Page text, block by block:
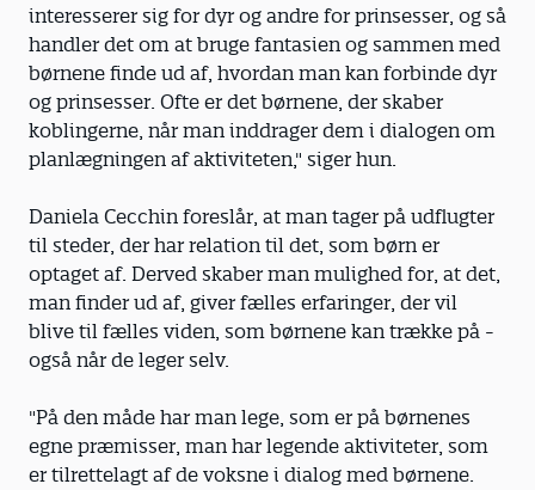
interesserer sig for dyr og andre for prinsesser, og så
handler det om at bruge fantasien og sammen med
børnene finde ud af, hvordan man kan forbinde dyr
og prinsesser. Ofte er det børnene, der skaber
koblingerne, når man inddrager dem i dialogen om
planlægningen af aktiviteten," siger hun.
Daniela Cecchin foreslår, at man tager på udflugter
til steder, der har relation til det, som børn er
optaget af. Derved skaber man mulighed for, at det,
man finder ud af, giver fælles erfaringer, der vil
blive til fælles viden, som børnene kan trække på -
også når de leger selv.
"På den måde har man lege, som er på børnenes
egne præmisser, man har legende aktiviteter, som
er tilrettelagt af de voksne i dialog med børnene.